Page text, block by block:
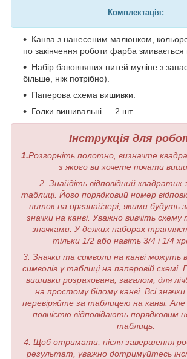
Комплектація:
Канва з нанесеним малюнком,
по закінчення роботи фарба змивається
Набір бавовняних нитей муліне з
більше, ніж потрібно).
Паперова схема вишивки.
Голки вишивальні — 2 шт.
Інструкція для
1.Розгорніть полотно, визначте
з якого ви хочете почати
2. Знайдіть відповідний квадратик
таблиці. Його порядковий номер
ниток на органайзері, якими будуть
значки на канві. Уважно вивчіть
значками. У деяких наборах
тільки 1/2 або навіть 3/4 і 1/4
3. Значки та символи на канві можуть
символів у таблиці на паперовій схемі.
вишивки розрахована, загалом, для
на простому білому канві. Всі
перевіряйте за таблицею на канві.
повністю відповідають порядковим
таблиць.
4. Щоб отримати, після завершення
результат, уважно дотримуйтесь